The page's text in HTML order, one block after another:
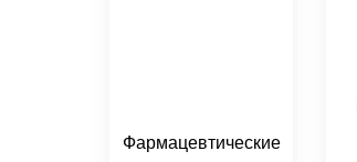
Фармацевтические